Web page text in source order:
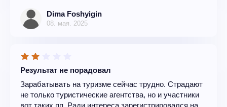
Dima Foshyigin
08. мая. 2025
Результат не порадовал
Зарабатывать на туризме сейчас трудно. Страдают
не только туристические агентства, но и участники
вот таких пп. Ради интереса зарегистрировался на